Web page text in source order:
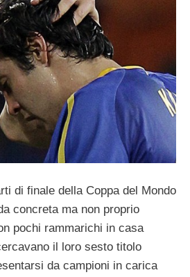
di finale della Coppa del Mondo
concreta ma non proprio
pochi rammarichi in casa
il loro sesto titolo
da campioni in carica